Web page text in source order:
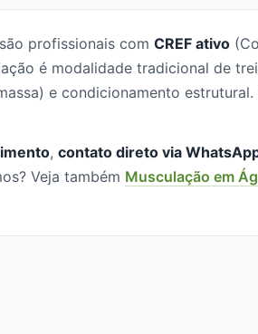
profissionais com CREF ativo
é modalidade tradicional de
e condicionamento
, contato direto via
Veja também Musculação em